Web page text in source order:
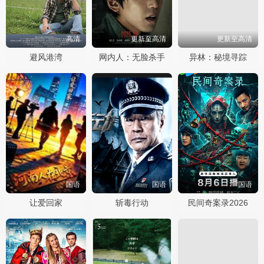
高清
避风港湾
更新至高清
网内人：无脸杀手
更新至高清
异林：秘境寻踪
国语
让爱回家
国语
斩毒行动
国语
民间奇案录2026